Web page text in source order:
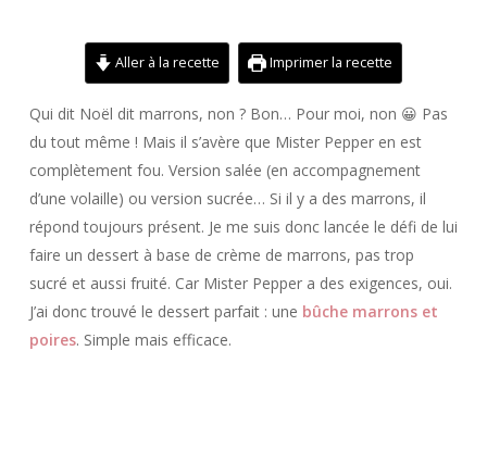
Aller à la recette Imprimer la recette
Qui dit Noël dit marrons, non ? Bon… Pour moi, non 😀 Pas
du tout même ! Mais il s’avère que Mister Pepper en est
complètement fou. Version salée (en accompagnement
d’une volaille) ou version sucrée… Si il y a des marrons, il
répond toujours présent. Je me suis donc lancée le défi de lui
faire un dessert à base de crème de marrons, pas trop
sucré et aussi fruité. Car Mister Pepper a des exigences, oui.
J’ai donc trouvé le dessert parfait : une bûche marrons et
poires. Simple mais efficace.